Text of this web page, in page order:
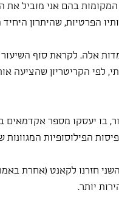
בהם אני מוביל את
הפרטיות, שהיתרון היחיד
אלה. לקראת סוף השיעור
לפי הקריטריון שהציעה
בו יעסקו מספר אקדמאים
הפילוסופיות
חזרנו לקאנט (אחרת
יותר.